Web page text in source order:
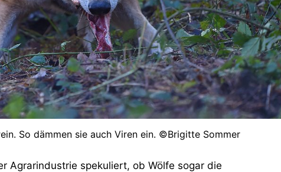
So dämmen sie auch Viren ein. ©Brigitte Sommer
Agrarindustrie spekuliert, ob Wölfe sogar die